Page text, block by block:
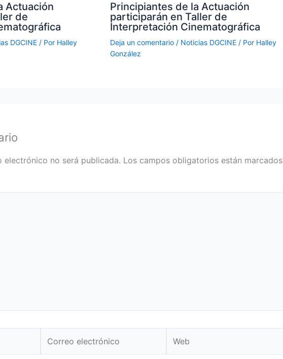
Actuación
de
DGCINE / Por Halley
Principiantes de la Actuación
participarán en Taller de
Interpretación Cinematográfica
Deja un comentario / Noticias DGCINE/ Por Halley
González
electrónico no será publicada. Los campos obligatorios están marcados
electrónico